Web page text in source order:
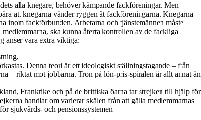
alla knegare, behöver kämpande fackföreningar. Men
att knegarna vänder ryggen åt fackföreningarna. Knegarna
inom fackförbunden. Arbetarna och tjänstemännen måste
ska kunna återta kontrollen av de fackliga
anser vara extra viktiga:
Denna teori är ett ideologiskt ställningstagande – från
– riktat mot jobbarna. Tron på lön-pris-spiralen är allt annat än
Frankrike och på de brittiska öarna tar strejken till hjälp för
handlar om varierar skälen från att gälla medlemmarnas
sjukvårds- och pensionssystemen